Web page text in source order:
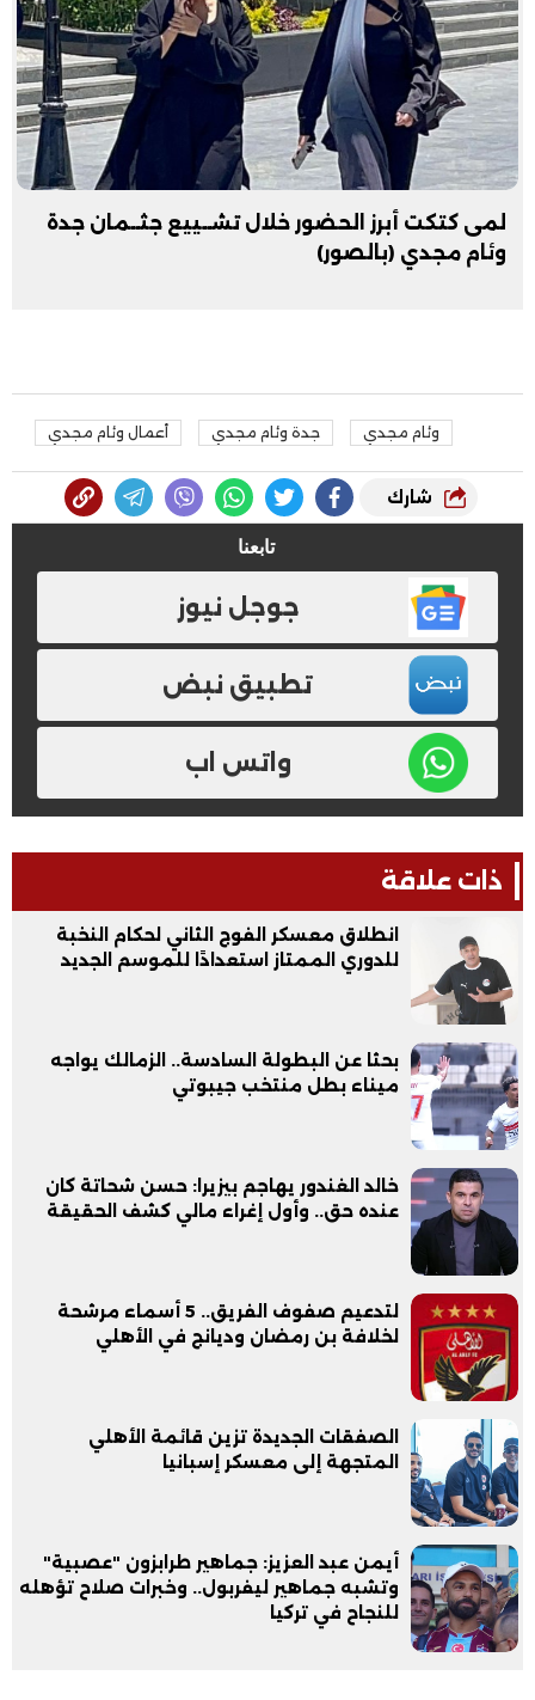
لمى كتكت أبرز الحضور خلال تشــييع جثــمان جدة
وئام مجدي (بالصور)
وئام مجدي جدة وئام مجدي أعمال وئام مجدي
شارك
تابعنا
جوجل نيوز
تطبيق نبض
واتس اب
ذات علاقة
انطلاق معسكر الفوج الثاني لحكام النخبة
للدوري الممتاز استعدادًا للموسم الجديد
بحثا عن البطولة السادسة.. الزمالك يواجه
ميناء بطل منتخب جيبوتي
خالد الغندور يهاجم بيزيرا: حسن شحاتة كان
عنده حق.. وأول إغراء مالي كشف الحقيقة
لتدعيم صفوف الفريق.. 5 أسماء مرشحة
لخلافة بن رمضان وديانج في الأهلي
الصفقات الجديدة تزين قائمة الأهلي
المتجهة إلى معسكر إسبانيا
أيمن عبد العزيز: جماهير طرابزون "عصبية"
وتشبه جماهير ليفربول.. وخبرات صلاح تؤهله
للنجاح في تركيا